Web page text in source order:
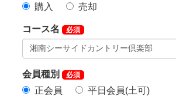
円（税込）
年会費を下記のとおり改定します。
①実施…令和8年度分(令和8年4月)より